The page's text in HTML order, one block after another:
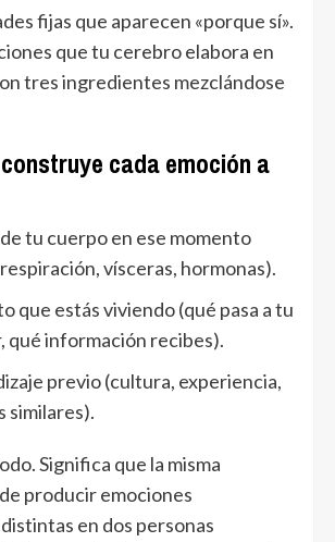
fijas que aparecen «porque sí».
que tu cerebro elabora en
tres ingredientes mezclándose
cada emoción a
tu cuerpo en ese momento
vísceras, hormonas).
que estás viviendo (qué pasa a tu
qué información recibes).
previo (cultura, experiencia,
similares).
Significa que la misma
producir emociones
en dos personas